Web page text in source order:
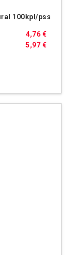
100kpl/pss
5,97 €
4,76 €